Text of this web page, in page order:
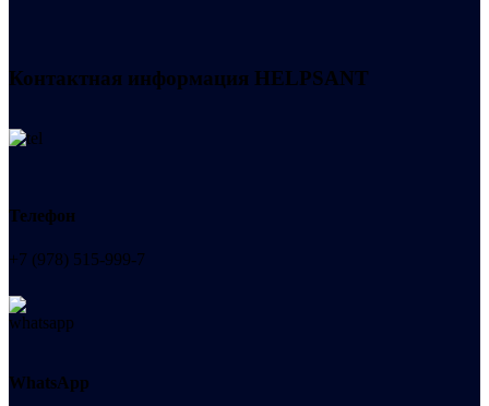
Контактная информация HELPSANT
Телефон
+7 (978) 515-999-7
WhatsApp